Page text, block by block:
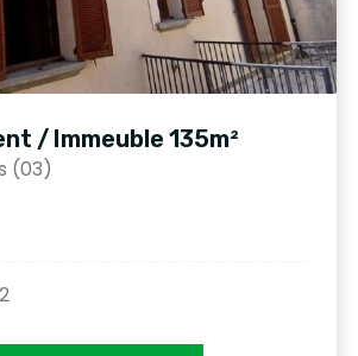
/ Immeuble 135m²
(03)